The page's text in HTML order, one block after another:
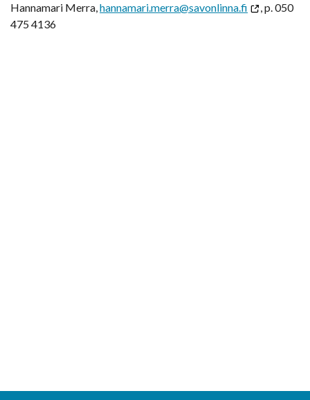
Hannamari Merra,hannamari.merra@savonlinna.fi
, p. 050
475 4136